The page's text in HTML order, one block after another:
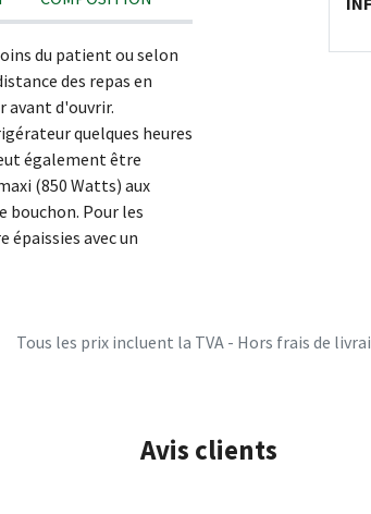
du patient ou selon
des repas en
d'ouvrir.
quelques heures
également être
(850 Watts) aux
bouchon. Pour les
avec un
Tous les prix incluent la TVA - Hors frais de
Avis clients